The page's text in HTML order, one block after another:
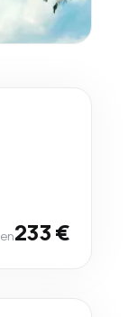
233 €